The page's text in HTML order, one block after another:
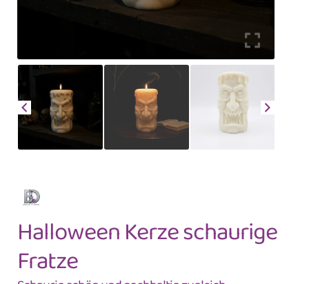
Halloween Kerze schaurige
Fratze